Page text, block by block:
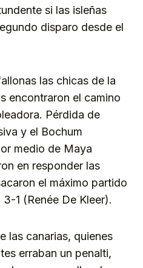
si las isleñas
disparo desde el
las chicas de la
encontraron el camino
Pérdida de
y el Bochum
medio de Maya
en responder las
el máximo partido
1 (Renée De Kleer).
las canarias, quienes
erraban un penalti,